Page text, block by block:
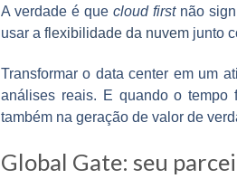
A verdade é que cloud firstnão
usar a flexibilidade da nuvem junto
Transformar o data center em um
análises reais. E quando o tempo
também na geração de valor de
Global Gate: seu